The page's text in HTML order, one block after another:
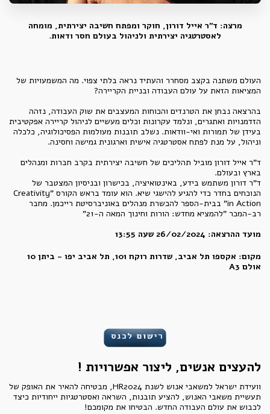
מרצה: ד"ר אייל דורון, חוקר ומפתח חשיבה יצירתית, מומחה
לאסטרטגיה יצירתית ולניהול בעולם חסר ודאות.
העולם משתנה בקצב מסחרר והעתיד נראה בלתי צפוי. מה המשמעויות של
המציאות הזאת על עולם העבודה ובניית הקריירה?
בהרצאה נבחן את הטרנדים והכוחות המעצבים את שוק העבודה, נזהה
הזדמנויות ואתגרים, ונלמד עקרונות וכלים מעשיים לניהול קריירה אפקטיבית
בעידן של תמורות ואי-וודאות. נשלב תובנות מעולמות הפסיכולוגיה, כלכלה
וניהול, על מנת לפתח אסטרטגיה אישית וארגונית גמישה וחסינה.
ד"ר אייל דורון מוביל תהליכים של חשיבה יצירתית בקרב חברות ומנהלים
בארץ ובעולם.
ד"ר דורון משתמש בידע, באינטואיציה, בכישרון ובניסיון המצטבר של
הנוכחים בחדר כדי להגיע להישגי שיא. הוא עומד בראש הקורס "Creativity
in Action" בבית-הספר להכשרת מנהלים באוניברסיטת רייכמן. מחבר
רב-המכר "להמציא מחדש: הורות וחינוך המאה ה-21"
מועד ההרצאה: 26/02/2024 שעה 13:55
מקום: אקספו תל אביב, שדרות רוקח 101, תל אביב יפו - ביתן 10
אולם A3
להעצים אנשים, ליצור אפשרויות !
וועידת ישראל למשאבי אנוש לשנת HR2024, מבטיחה להאיר את האופק של
תעשיית משאבי האנוש, להציע תובנות, השראה ואסטרטגיות ייחודיות כיצד
לכבוש את עולם העבודה החדש. הבטיחו את מקומכם!